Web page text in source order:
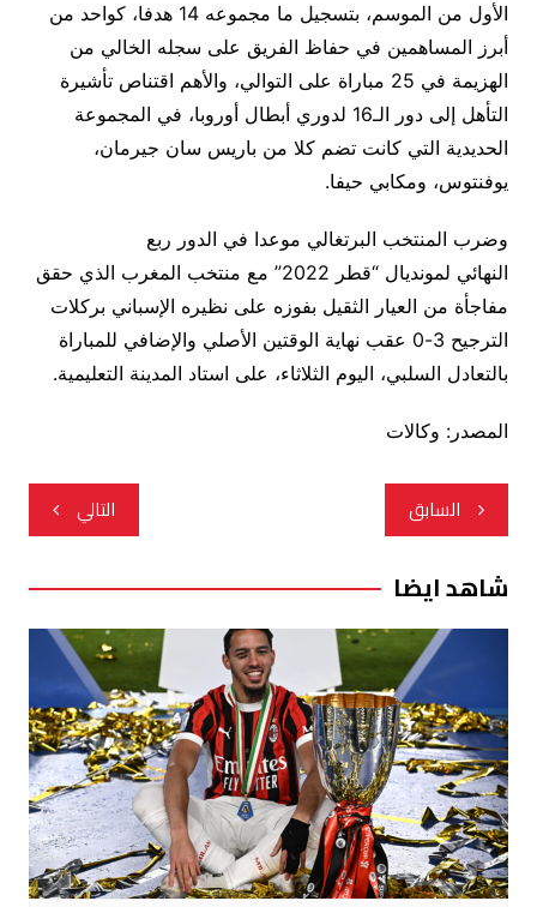
الأول من الموسم، بتسجيل ما مجموعه 14 هدفا، كواحد من
أبرز المساهمين في حفاظ الفريق على سجله الخالي من
الهزيمة في 25 مباراة على التوالي، والأهم اقتناص تأشيرة
التأهل إلى دور الـ16 لدوري أبطال أوروبا، في المجموعة
الحديدية التي كانت تضم كلا من باريس سان جيرمان،
يوفنتوس، ومكابي حيفا.
وضرب المنتخب البرتغالي موعدا في الدور ربع
النهائي لمونديال “قطر 2022” مع منتخب المغرب الذي حقق
مفاجأة من العيار الثقيل بفوزه على نظيره الإسباني بركلات
الترجيح 3-0 عقب نهاية الوقتين الأصلي والإضافي للمباراة
بالتعادل السلبي، اليوم الثلاثاء، على استاد المدينة التعليمية.
المصدر: وكالات
تصفّح
المقالات
السابق التالي
شاهد ايضا